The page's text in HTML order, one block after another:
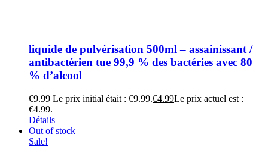
liquide de pulvérisation 500ml – assainissant /
antibactérien tue 99,9 % des bactéries avec 80
% d’alcool
€9.99 Le prix initial était : €9.99.€4.99Le prix actuel est :
€4.99.
Détails
Out of stock
Sale!